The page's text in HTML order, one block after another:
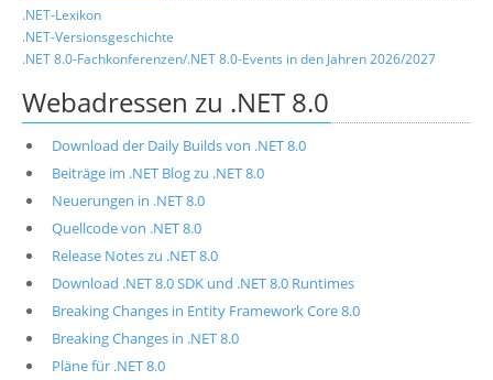
.NET-Lexikon
.NET-Versionsgeschichte
.NET 8.0-Fachkonferenzen/.NET 8.0-Events in den Jahren 2026/2027
Webadressen zu .NET 8.0
Download der Daily Builds von .NET 8.0
Beiträge im .NET Blog zu .NET 8.0
Neuerungen in .NET 8.0
Quellcode von .NET 8.0
Release Notes zu .NET 8.0
Download .NET 8.0 SDK und .NET 8.0 Runtimes
Breaking Changes in Entity Framework Core 8.0
Breaking Changes in .NET 8.0
Pläne für .NET 8.0